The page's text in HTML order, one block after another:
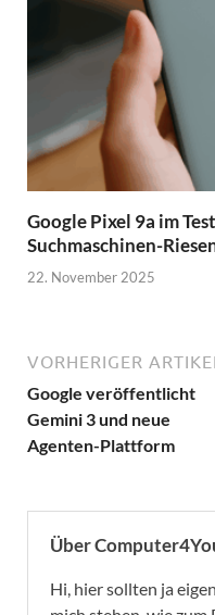
Google Pixel 9a im
Suchmaschinen-
22. November 2025
VORHERIGER ARTIKEL
Google veröffentlicht
Gemini 3 und neue
Agenten-Plattform
Über
Hi, hier sollten ja